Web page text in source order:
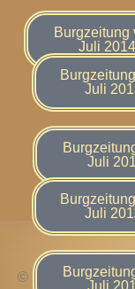
Burgzeitung
Juli 2014
Juli
Juli
Juli
Juli
© 2025